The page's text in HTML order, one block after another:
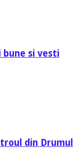
si vesti
din Drumul